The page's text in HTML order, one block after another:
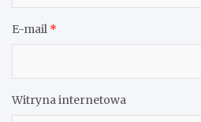
E-mail *
Witryna internetowa